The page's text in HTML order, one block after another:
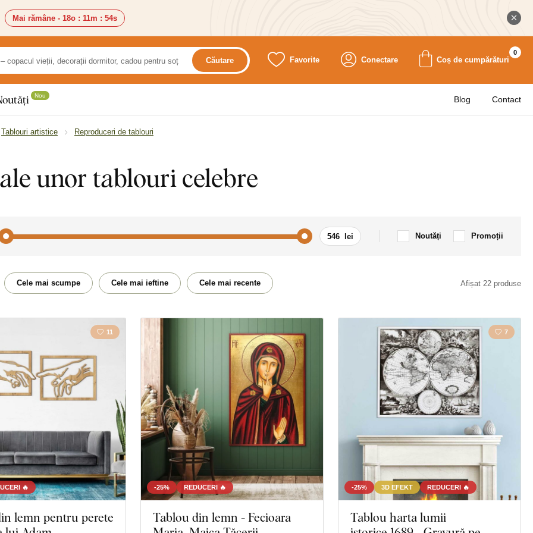
Mai rămâne - 18o : 11m : 52s
Căutare Favorite Conectare Coș de cumpărături
0
Nou Blog Contact
Tablouri artistice Reproduceri de tablouri
unor tablouri celebre
Noutăți Promoții
Călătorie Flori
Portret
Cele mai scumpe Cele mai ieftine Cele mai recente Afișat 22 produse
🔥
11
lemn pentru perete
-25% REDUCERI 🔥
Tablou din lemn - Fecioara
-25% 3D EFEKT REDUCERI 🔥
7
Tablou harta lumii